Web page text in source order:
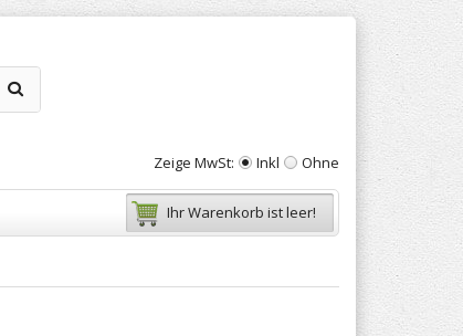
Zeige MwSt: Inkl Ohne
Ihr Warenkorb ist leer!